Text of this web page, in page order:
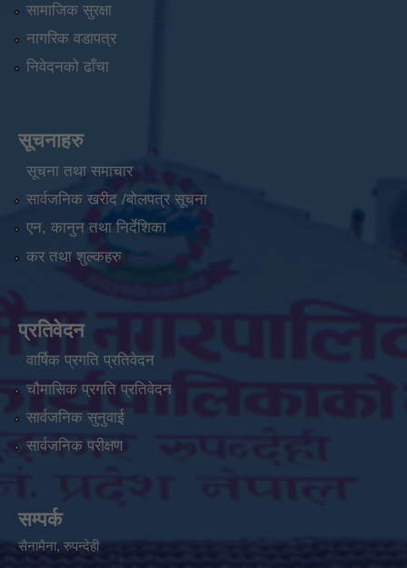
सामाजिक सुरक्षा
नागरिक वडापत्र
निवेदनको ढाँचा
सूचनाहरु
सूचना तथा समाचार
सार्वजनिक खरीद /बोलपत्र सूचना
एन, कानुन तथा निर्देशिका
कर तथा शुल्कहरु
प्रतिवेदन
वार्षिक प्रगति प्रतिवेदन
चौमासिक प्रगति प्रतिवेदन
सार्वजनिक सुनुवाई
सार्वजनिक परीक्षण
सम्पर्क
सैनामैना, रुपन्देही